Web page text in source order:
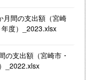
月間の支出額（宮崎
度）_2023.xlsx
の支出額（宮崎市・
_2022.xlsx